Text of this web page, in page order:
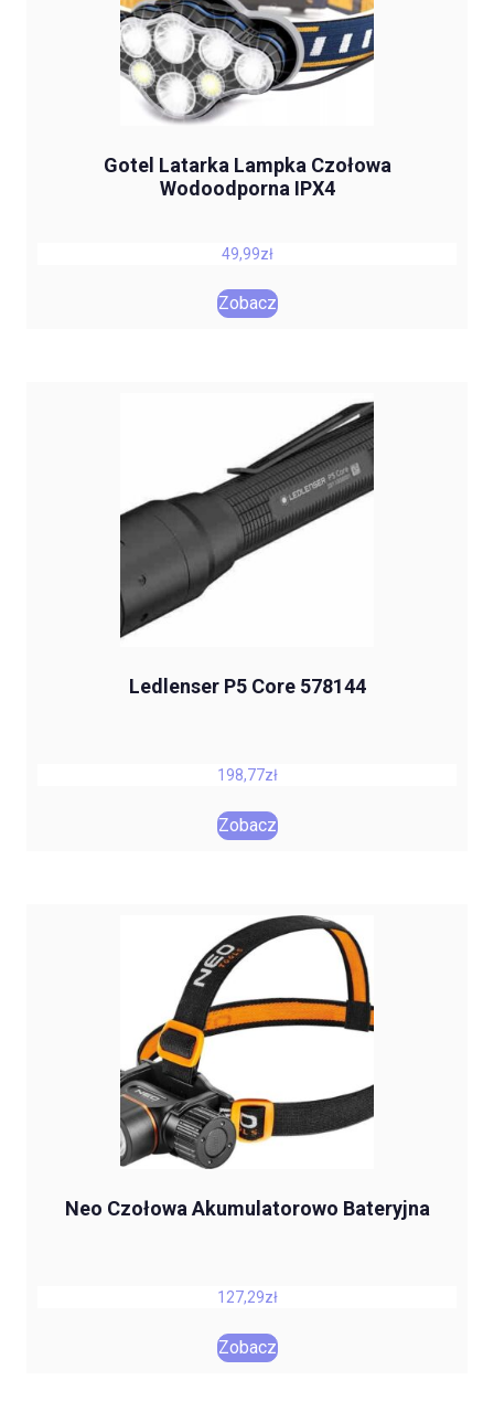
Gotel Latarka Lampka Czołowa
Wodoodporna IPX4
49,99zł
Zobacz
Ledlenser P5 Core 578144
198,77zł
Zobacz
Neo Czołowa Akumulatorowo Bateryjna
127,29zł
Zobacz